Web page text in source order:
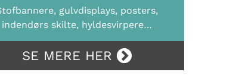
gulvdisplays, posters,
indendørs skilte, hyldesvirpere…
SE MERE HER